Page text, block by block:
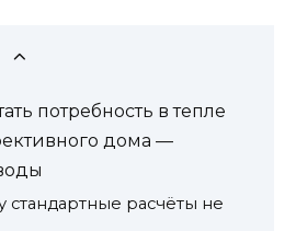
потребность в тепле
дома —
стандартные расчёты не